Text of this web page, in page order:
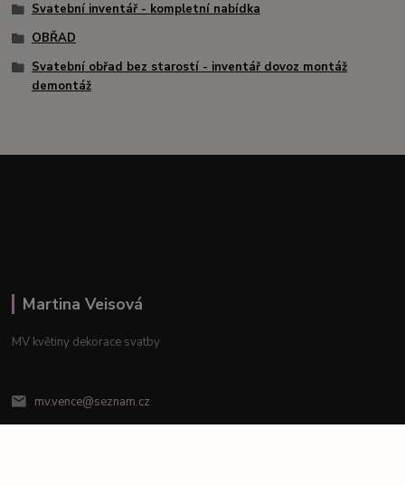
Svatební inventář - kompletní nabídka
OBŘAD
Svatební obřad bez starostí - inventář dovoz montáž
demontáž
Martina Veisová
MV květiny dekorace svatby
mv.vence@seznam.cz